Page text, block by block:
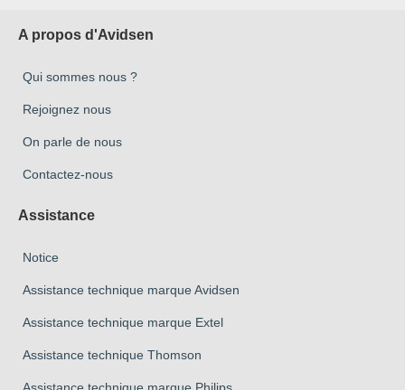
A propos d'Avidsen
Qui sommes nous ?
Rejoignez nous
On parle de nous
Contactez-nous
Assistance
Notice
Assistance technique marque Avidsen
Assistance technique marque Extel
Assistance technique Thomson